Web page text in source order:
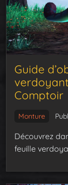
Guide
Comptoir
Monture
Découvrez
feuille